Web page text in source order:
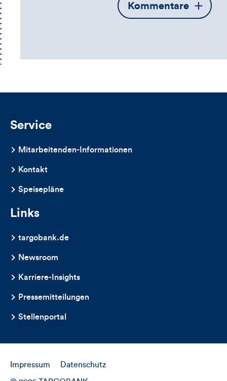
Öffnet
die
Kommentare
Service
Mitarbeitenden-Informationen
Kontakt
Speisepläne
Links
targobank.de
Newsroom
Karriere-Insights
Pressemitteilungen
Stellenportal
Impressum Datenschutz